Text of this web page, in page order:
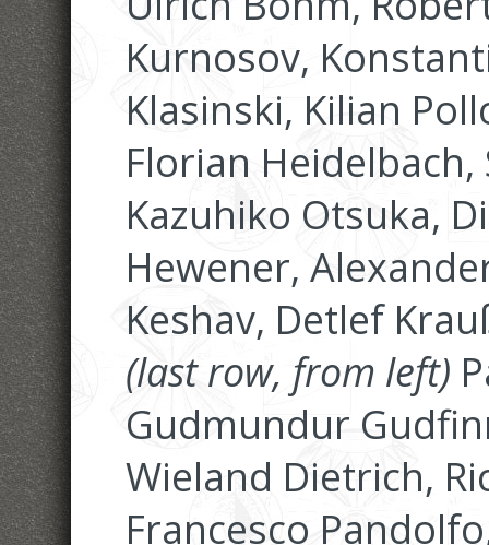
Kurnosov,
Klasinski, Kilian
Florian Heidelbach,
Kazuhiko Otsuka,
Hewener,
Keshav, Detlef
(last row, from left)
Gudmundur
Wieland Dietrich,
Francesco